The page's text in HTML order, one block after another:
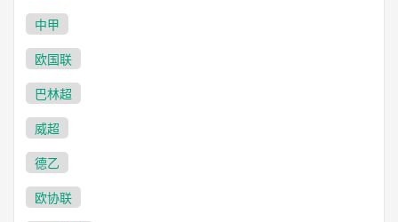
中甲
欧国联
巴林超
威超
德乙
欧协联